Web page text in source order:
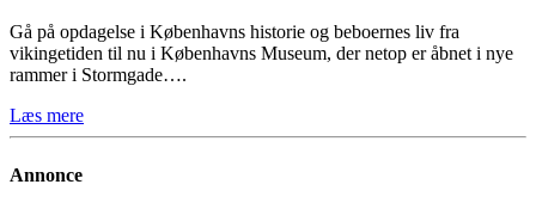
Gå på opdagelse i Københavns historie og beboernes liv fra
vikingetiden til nu i Københavns Museum, der netop er åbnet i nye
rammer i Stormgade….
Læs mere
Annonce